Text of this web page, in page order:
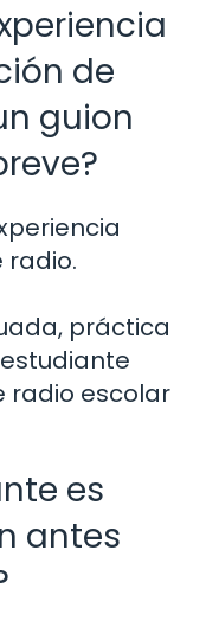
de
guion
radio.
práctica
radio escolar
es
antes